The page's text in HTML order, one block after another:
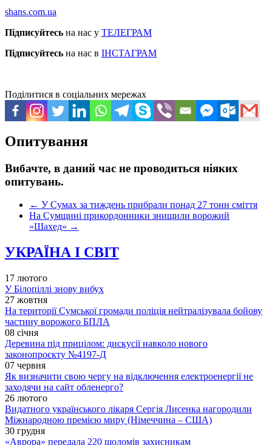
shans.com.ua
Підписуйтесь на нас у ТЕЛЕГРАМ
Підписуйтесь на нас в ІНСТАГРАМ
Поділитися в соціальних мережах
Опитування
Вибачте, в даний час не проводиться ніяких
опитувань.
← У Сумах за тиждень прибрали понад 27 тонн сміття
На Сумщині прикордонники знищили ворожий
«Шахед» →
УКРАЇНА І СВІТ
17 лютого
У Білопіллі знову вибух
27 жовтня
На території Сумської громади поліція нейтралізувала бойову
частину ворожого БПЛА
08 січня
Деревина під прицілом: дискусії навколо нового
законопроєкту №4197-Д
07 червня
Як визначити свою чергу на відключення електроенергії не
заходячи на сайт обленерго?
26 лютого
Видатного українського лікаря Сергія Лисенка нагородили
Міжнародною премією миру (Німеччина – США)
30 грудня
«Аврора» передала 220 шоломів захисникам